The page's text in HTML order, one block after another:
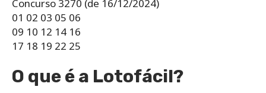
Concurso 3270 (de 16/12/2024)
01 02 03 05 06
09 10 12 14 16
17 18 19 22 25
O que é a Lotofácil?